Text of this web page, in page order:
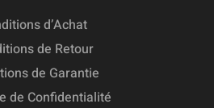
d’Achat
de Retour
de Garantie
de Confidentialité